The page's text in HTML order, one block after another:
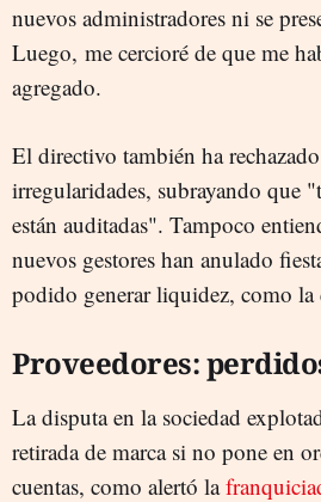
nuevos administradores ni se
Luego, me cercioré de que me
agregado.
El directivo también ha
irregularidades, subrayando que
están auditadas". Tampoco
nuevos gestores han anulado
podido generar liquidez, como la
Proveedores:
La disputa en la sociedad
retirada de marca si no pone en
cuentas, como alertó la